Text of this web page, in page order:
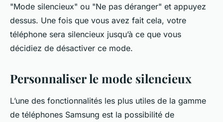
"Mode silencieux" ou "Ne pas déranger" et appuyez
dessus. Une fois que vous avez fait cela, votre
téléphone sera silencieux jusqu’à ce que vous
décidiez de désactiver ce mode.
Personnaliser le mode silencieux
L’une des fonctionnalités les plus utiles de la gamme
de téléphones Samsung est la possibilité de